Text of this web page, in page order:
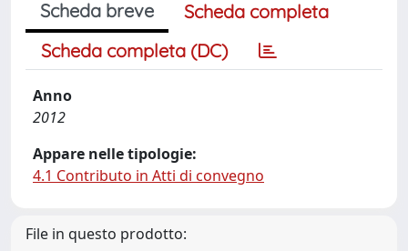
Scheda breve
Scheda completa
Scheda completa (DC)
Anno
2012
Appare nelle tipologie:
4.1 Contributo in Atti di convegno
File in questo prodotto: